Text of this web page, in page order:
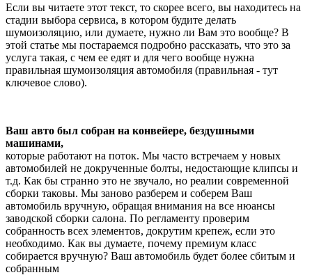
Если вы читаете этот текст, то скорее всего, вы находитесь на
стадии выбора сервиса, в котором будите делать
шумоизоляцию, или думаете, нужно ли Вам это вообще? В
этой статье мы постараемся подробно рассказать, что это за
услуга такая, с чем ее едят и для чего вообще нужна
правильная шумоизоляция автомобиля (правильная - тут
ключевое слово).
Ваш авто был собран на конвейере, бездушными
машинами,
которые работают на поток. Мы часто встречаем у новых
автомобилей не докрученные болты, недостающие клипсы и
т.д. Как бы странно это не звучало, но реалии современной
сборки таковы. Мы заново разберем и соберем Ваш
автомобиль вручную, обращая внимания на все нюансы
заводской сборки салона. По регламенту проверим
собранность всех элементов, докрутим крепеж, если это
необходимо. Как вы думаете, почему премиум класс
собирается вручную? Ваш автомобиль будет более сбитым и
собранным